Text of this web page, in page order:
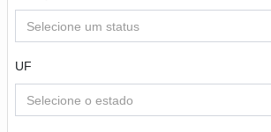
Selecione um status
UF
Selecione o estado